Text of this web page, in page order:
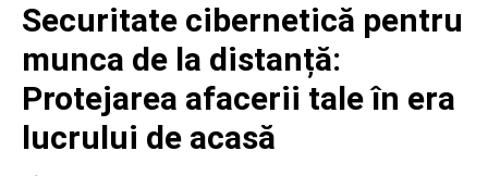
Securitate cibernetică pentru
munca de la distanță:
Protejarea afacerii tale în era
lucrului de acasă